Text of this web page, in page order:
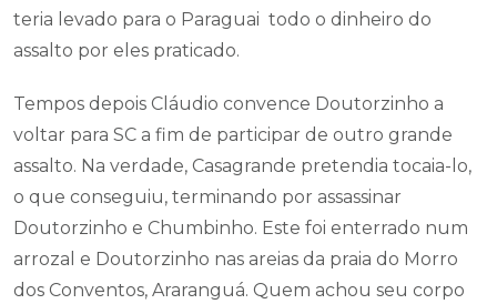
teria levado para o Paraguai todo o dinheiro do
assalto por eles praticado.
Tempos depois Cláudio convence Doutorzinho a
voltar para SC a fim de participar de outro grande
assalto. Na verdade, Casagrande pretendia tocaia-lo,
o que conseguiu, terminando por assassinar
Doutorzinho e Chumbinho. Este foi enterrado num
arrozal e Doutorzinho nas areias da praia do Morro
dos Conventos, Araranguá. Quem achou seu corpo